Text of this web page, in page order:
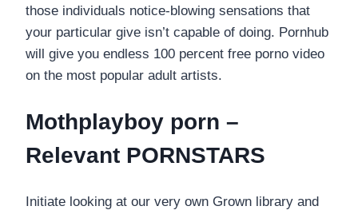
those individuals notice-blowing sensations that
your particular give isn’t capable of doing. Pornhub
will give you endless 100 percent free porno video
on the most popular adult artists.
Mothplayboy porn –
Relevant PORNSTARS
Initiate looking at our very own Grown library and